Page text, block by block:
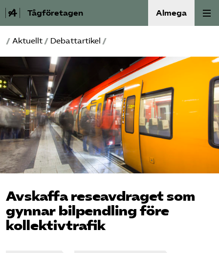
Tågföretagen Almega
Aktuellt
Reformagenda för järnvägen
Våra frågor
Aktiviteter
Om oss
Kontakt
Mina sidor (almega.se)
/ Aktuellt / Debattartikel /
Avskaffa reseavdraget som
gynnar bilpendling före
kollektivtrafik